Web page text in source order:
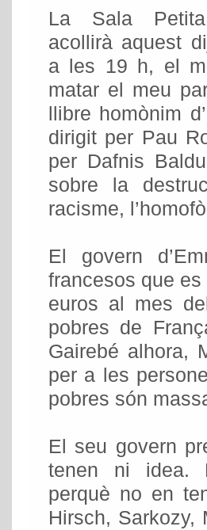
La Sala
acollirà aquest
a les 19 h, el
matar el meu
llibre homònim
dirigit per Pau
per Dafnis
sobre la
racisme,
El govern
francesos que
euros al mes
pobres de
Gairebé alhora,
per a les
pobres són
El seu govern
tenen ni idea.
perquè no en
Hirsch, Sarkozy,